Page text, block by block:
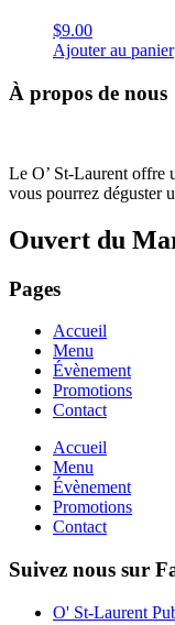
$9.00
Ajouter au panier
À propos de nous
Le O’ St-Laurent offre
vous pourrez déguster
Ouvert du
Pages
Accueil
Menu
Évènement
Promotions
Contact
Accueil
Menu
Évènement
Promotions
Contact
Suivez nous sur
O' St-Laurent